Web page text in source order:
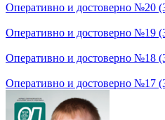
Оперативно и достоверно №20
Оперативно и достоверно №19
Оперативно и достоверно №18
Оперативно и достоверно №17